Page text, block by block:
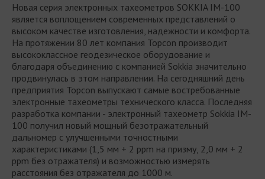
Новая серия электронных тахеометров SOKKIA IM-100
является воплощением современных представлений о
высоком качестве изготовления, надежности и комфорта.
На протяжении 80 лет компания Topcon производит
высококлассное геодезическое оборудование и
благодаря объединению с компанией Sokkia значительно
продвинулась в этом направлении. На сегодняшний день
предприятия Topcon выпускают самые востребованные
электронные тахеометры технического класса. Последняя
разработка компании - электронный тахеометр Sokkia IM-
100 получил новый мощный безотражательный
дальномер с улучшенными точностными
характеристиками (1,5 мм + 2 ppm на призму, 2,0 мм + 2
ppm без отражателя) и возможностью измерять
расстояния без отражателя до 1000 м.